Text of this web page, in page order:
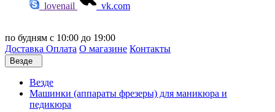
lovenail vk.com
по будням с 10:00 до 19:00
Доставка Оплата О магазине Контакты
Везде
Везде
Машинки (аппараты фрезеры) для маникюра и
педикюра